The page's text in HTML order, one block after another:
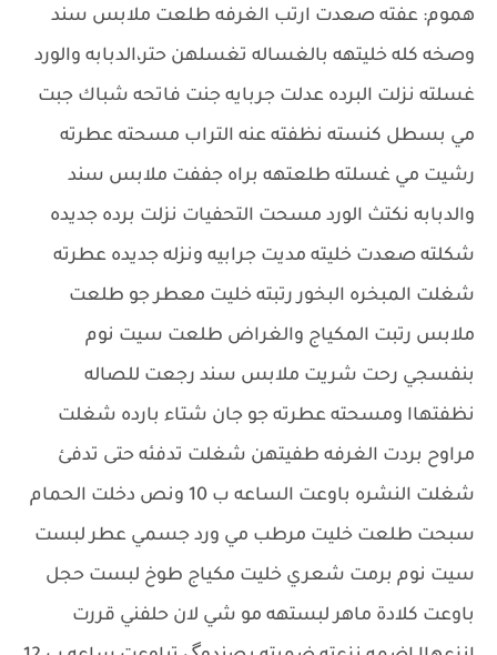
هموم: عفته صعدت ارتب الغرفه طلعت ملابس سند
وصخه كله خليتهه بالغساله تغسلهن حتر،الدبابه والورد
غسلته نزلت البرده عدلت جربايه جنت فاتحه شباك جبت
مي بسطل كنسته نظفته عنه التراب مسحته عطرته
رشيت مي غسلته طلعتهه براه جففت ملابس سند
والدبابه نكتث الورد مسحت التحفيات نزلت برده جديده
شكلته صعدت خليته مديت جرابيه ونزله جديده عطرته
شغلت المبخره البخور رتبته خليت معطر جو طلعت
ملابس رتبت المكياج والغراض طلعت سيت نوم
بنفسجي رحت شريت ملابس سند رجعت للصاله
نظفتهاا ومسحته عطرته جو جان شتاء بارده شغلت
مراوح بردت الغرفه طفيتهن شغلت تدفئه حتى تدفئ
شغلت النشره باوعت الساعه ب 10 ونص دخلت الحمام
سبحت طلعت خليت مرطب مي ورد جسمي عطر لبست
سيت نوم برمت شعري خليت مكياج طوخ لبست حجل
باوعت كلادة ماهر لبستهه مو شي لان حلفني قررت